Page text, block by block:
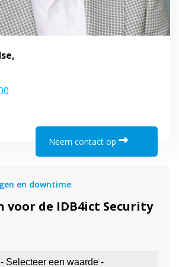
Neem contact op
en downtime
voor de IDB4ict Security